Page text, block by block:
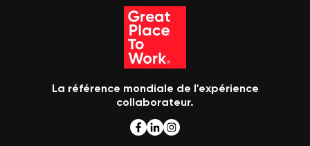
La référence mondiale de l'expérience
collaborateur.